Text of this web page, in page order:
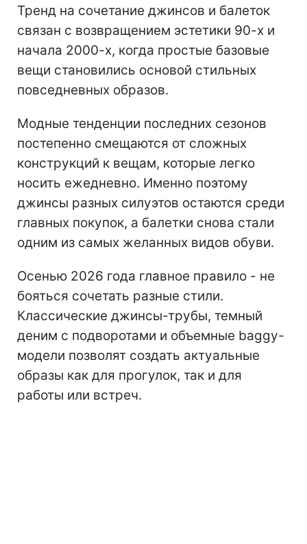
Тренд на сочетание джинсов и балеток
связан с возвращением эстетики 90-х и
начала 2000-х, когда простые базовые
вещи становились основой стильных
повседневных образов.
Модные тенденции последних сезонов
постепенно смещаются от сложных
конструкций к вещам, которые легко
носить ежедневно. Именно поэтому
джинсы разных силуэтов остаются среди
главных покупок, а балетки снова стали
одним из самых желанных видов обуви.
Осенью 2026 года главное правило - не
бояться сочетать разные стили.
Классические джинсы-трубы, темный
деним с подворотами и объемные baggy-
модели позволят создать актуальные
образы как для прогулок, так и для
работы или встреч.